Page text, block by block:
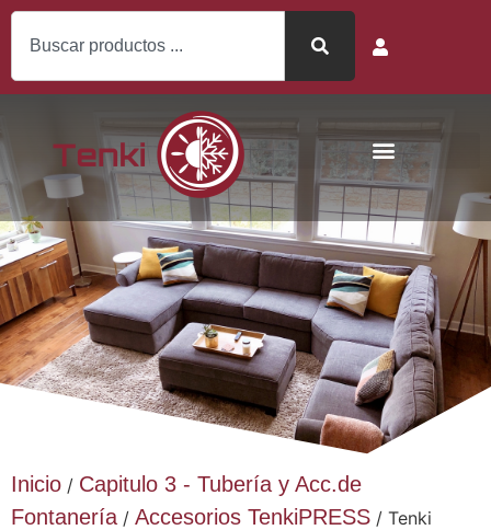
Inicio / Capitulo 3 - Tubería y Acc.de
Fontanería/ Accesorios TenkiPRESS / Tenki